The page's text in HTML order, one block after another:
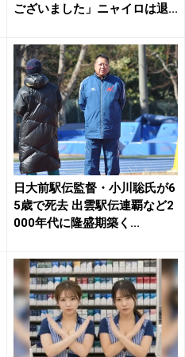
ございました」ニャイロは退...
日大前駅伝監督・小川聡氏が6
5歳で死去 出雲駅伝連覇など2
000年代に隆盛期築く...